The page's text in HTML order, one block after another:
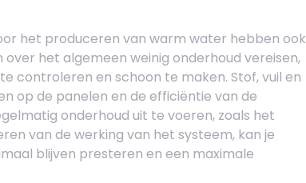
het produceren van warm water hebben ook
het algemeen weinig onderhoud vereisen,
controleren en schoon te maken. Stof, vuil en
op de panelen en de efficiëntie van de
onderhoud uit te voeren, zoals het
van de werking van het systeem, kan je
blijven presteren en een maximale